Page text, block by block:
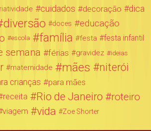
cuidados decoração dica
diversão doces educação
escola família festa festa infantil
semana férias gravidez ideias
maternidade mães niterói
crianças para mães
receita Rio de Janeiro roteiro
viagem vida Zoe Shorter